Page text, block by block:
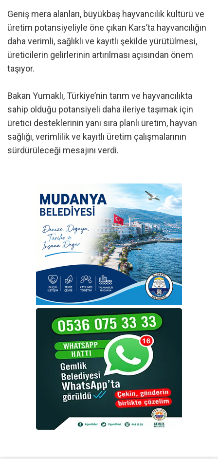
Geniş mera alanları, büyükbaş hayvancılık kültürü ve
üretim potansiyeliyle öne çıkan Kars’ta hayvancılığın
daha verimli, sağlıklı ve kayıtlı şekilde yürütülmesi,
üreticilerin gelirlerinin artırılması açısından önem
taşıyor.
Bakan Yumaklı, Türkiye’nin tarım ve hayvancılıkta
sahip olduğu potansiyeli daha ileriye taşımak için
üretici desteklerinin yanı sıra planlı üretim, hayvan
sağlığı, verimlilik ve kayıtlı üretim çalışmalarının
sürdürüleceği mesajını verdi.